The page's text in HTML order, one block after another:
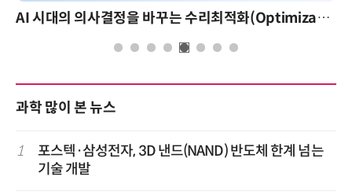
AI 시대의 의사결정을 바꾸는 수리최적화(Optimization): 실제 산업 적용 사례와 활용 전략
과학 많이 본 뉴스
1
포스텍·삼성전자, 3D 낸드(NAND) 반도체 한계 넘는
기술 개발